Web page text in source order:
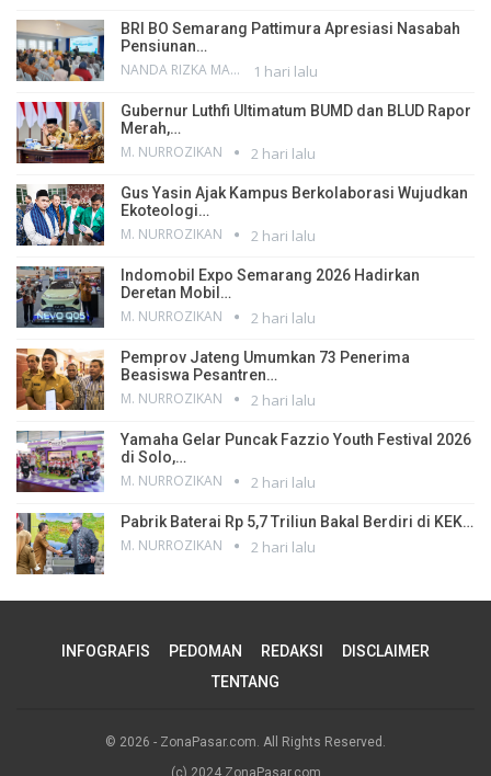
BRI BO Semarang Pattimura Apresiasi Nasabah
Pensiunan…
NANDA RIZKA MAHENDRA 1 hari lalu
Gubernur Luthfi Ultimatum BUMD dan BLUD Rapor
Merah,…
M. NURROZIKAN 2 hari lalu
Gus Yasin Ajak Kampus Berkolaborasi Wujudkan
Ekoteologi…
M. NURROZIKAN 2 hari lalu
Indomobil Expo Semarang 2026 Hadirkan
Deretan Mobil…
M. NURROZIKAN 2 hari lalu
Pemprov Jateng Umumkan 73 Penerima
Beasiswa Pesantren…
M. NURROZIKAN 2 hari lalu
Yamaha Gelar Puncak Fazzio Youth Festival 2026
di Solo,…
M. NURROZIKAN 2 hari lalu
Pabrik Baterai Rp 5,7 Triliun Bakal Berdiri di KEK…
M. NURROZIKAN 2 hari lalu
INFOGRAFIS PEDOMAN REDAKSI
DISCLAIMER
TENTANG
© 2026 - ZonaPasar.com. All Rights Reserved.
(c) 2024 ZonaPasar.com